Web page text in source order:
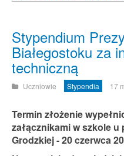
Stypendium
Białegostoku za
techniczną
Uczniowie Stypendia 17
Termin złożenie
załącznikami w szkole
Grodzkiej - 20 czerwca